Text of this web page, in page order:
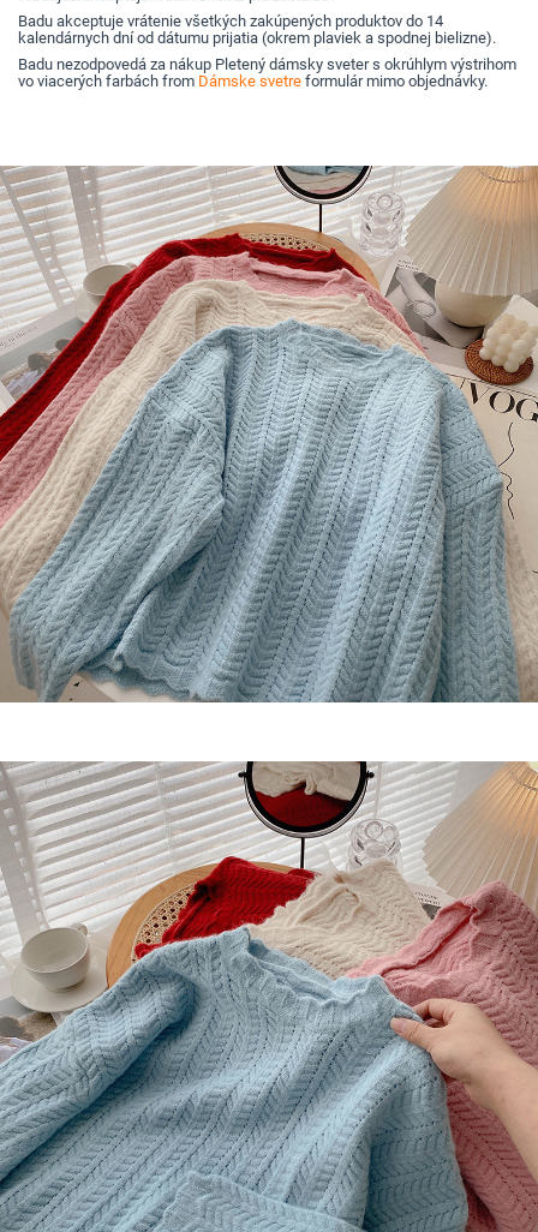
Badu akceptuje vrátenie všetkých zakúpených produktov do 14
kalendárnych dní od dátumu prijatia (okrem plaviek a spodnej bielizne).
Badu nezodpovedá za nákup Pletený dámsky sveter s okrúhlym výstrihom
vo viacerých farbách from Dámske svetre formulár mimo objednávky.